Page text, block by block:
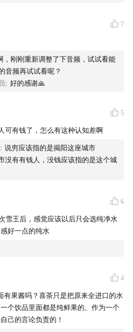
7
，刚刚重新调整了下音频，试试看能
音频再试试看呢？
: 好的感谢🙏
5
可有钱了，怎么有这种认知差啊
: 说穷应该指的是揭阳这座城市
没有有钱人，没钱应该指的是这个城
6
雪王后，感觉应该以后只会选纯净水
好一点的纯水
4
有果酱吗？喜茶只是把原来全进口的水
个饮品里面都是纯鲜果的。作为一个
己的言论负责的！